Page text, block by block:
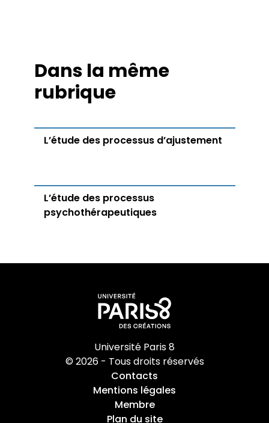
Dans la même
rubrique
L’étude des processus d’ajustement
L’étude des processus
psychothérapeutiques
Université Paris 8
© 2026 - Tous droits réservés
Contacts
Mentions légales
Membre
Plan du site